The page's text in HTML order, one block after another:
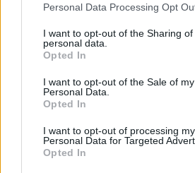
Personal Data Processing Opt
I want to opt-out of the Sharing of
personal data.
Opted In
I want to opt-out of the Sale of my
Personal Data.
Opted In
I want to opt-out of processing my
Personal Data for Targeted
Opted In
Αναστασίου ήταν κοντά μου
Οφείλουμε να του
που έδειξαν πολλοί
Βέργο, Καρέλη. Ο κόουτς
πολύ στη βελτίωση πολλών
ομάδα τα προηγούμενα δύο
σε κίνδυνο, ενώ με την